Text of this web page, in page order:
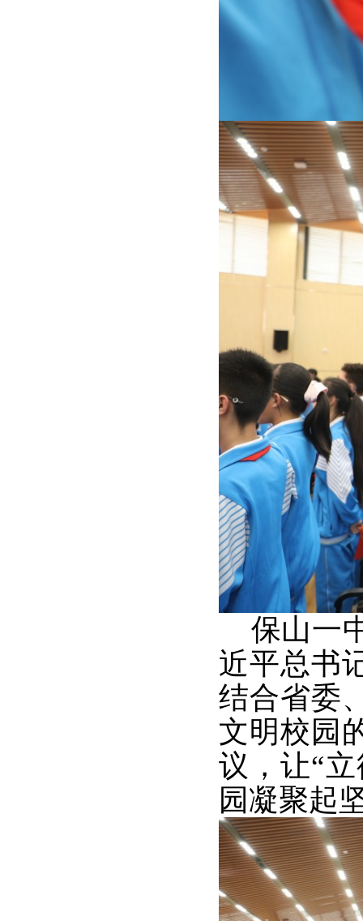
保山一
近平总书
结合省委
文明校园
议，让“
园凝聚起